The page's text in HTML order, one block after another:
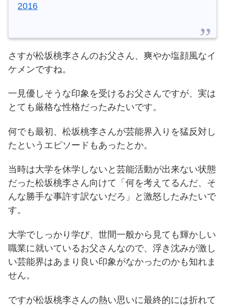
2016
さすが松坂桃李さんのお父さん、爽やか塩顔風なイ
ケメンですね。
一見優しそうな印象を受けるお父さんですが、実は
とても厳格な性格だったみたいです。
何でも最初、松坂桃李さんが芸能界入りを猛反対し
たというエピソードもあったとか。
当時は大学を休学しないと芸能活動が出来ない状態
だった松坂桃李さん向けて「何を考えてるんだ、そ
んな勝手な事許す訳ないだろ」と激怒したみたいで
す。
大学でしっかり学び、世間一般から見ても輝かしい
職業に就いているお父さんなので、浮き沈みが激し
い芸能界はあまり良い印象がなかったのかも知れま
せん。
ですが松坂桃李さんの熱い思いに最終的には折れて